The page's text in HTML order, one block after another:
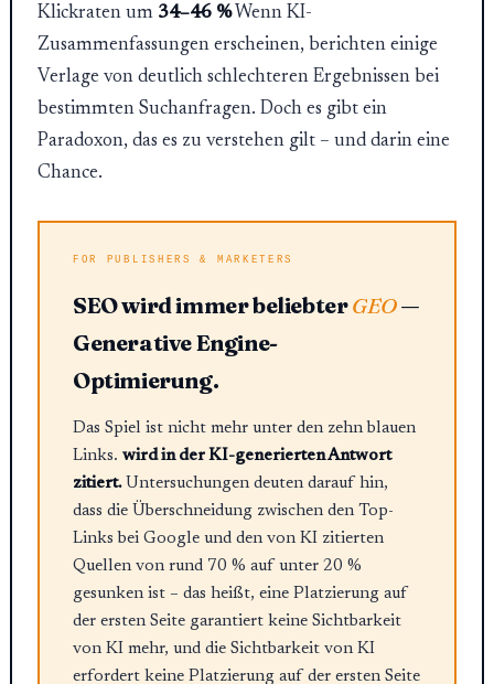
Klickraten um 34–46 %Wenn KI-
Zusammenfassungen erscheinen, berichten einige
Verlage von deutlich schlechteren Ergebnissen bei
bestimmten Suchanfragen. Doch es gibt ein
Paradoxon, das es zu verstehen gilt – und darin eine
Chance.
SEO wird immer beliebterGEO—
Generative Engine-
Optimierung.
Das Spiel ist nicht mehr unter den zehn blauen
Links. wird in der KI-generierten Antwort
zitiert.Untersuchungen deuten darauf hin,
dass die Überschneidung zwischen den Top-
Links bei Google und den von KI zitierten
Quellen von rund 70 % auf unter 20 %
gesunken ist – das heißt, eine Platzierung auf
der ersten Seite garantiert keine Sichtbarkeit
von KI mehr, und die Sichtbarkeit von KI
erfordert keine Platzierung auf der ersten Seite